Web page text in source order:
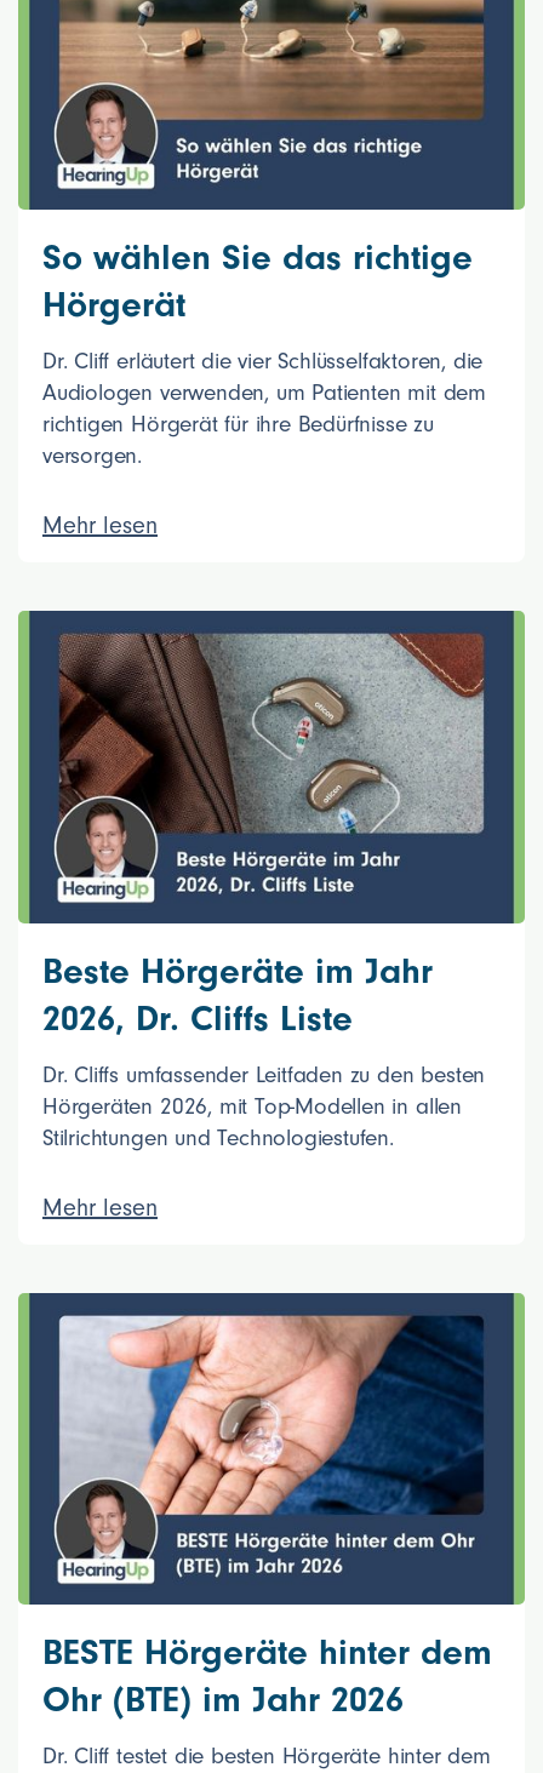
So wählen Sie das richtige
Hörgerät
Dr. Cliff erläutert die vier Schlüsselfaktoren, die
Audiologen verwenden, um Patienten mit dem
richtigen Hörgerät für ihre Bedürfnisse zu
versorgen.
Mehr lesen
Beste Hörgeräte im Jahr
2026, Dr. Cliffs Liste
Dr. Cliffs umfassender Leitfaden zu den besten
Hörgeräten 2026, mit Top-Modellen in allen
Stilrichtungen und Technologiestufen.
Mehr lesen
BESTE Hörgeräte hinter dem
Ohr (BTE) im Jahr 2026
Dr. Cliff testet die besten Hörgeräte hinter dem